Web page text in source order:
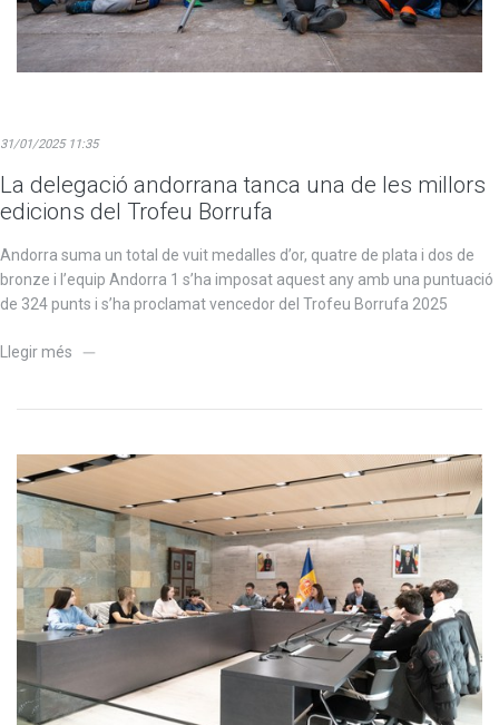
31/01/2025 11:35
La delegació andorrana tanca una de les millors
edicions del Trofeu Borrufa
Andorra suma un total de vuit medalles d’or, quatre de plata i dos de
bronze i l’equip Andorra 1 s’ha imposat aquest any amb una puntuació
de 324 punts i s’ha proclamat vencedor del Trofeu Borrufa 2025
Llegir més